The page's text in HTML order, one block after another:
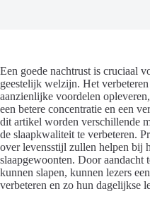
Een goede nachtrust is cruciaal
geestelijk welzijn. Het
aanzienlijke voordelen
een betere concentratie en een
dit artikel worden verschillende
de slaapkwaliteit te verbeteren.
over levensstijl zullen helpen bij
slaapgewoonten. Door aandacht
kunnen slapen, kunnen lezers
verbeteren en zo hun dagelijkse